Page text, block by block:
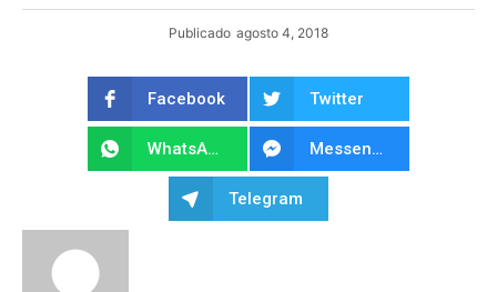
Publicado agosto 4, 2018
Facebook Twitter
WhatsApp Messenger
Telegram